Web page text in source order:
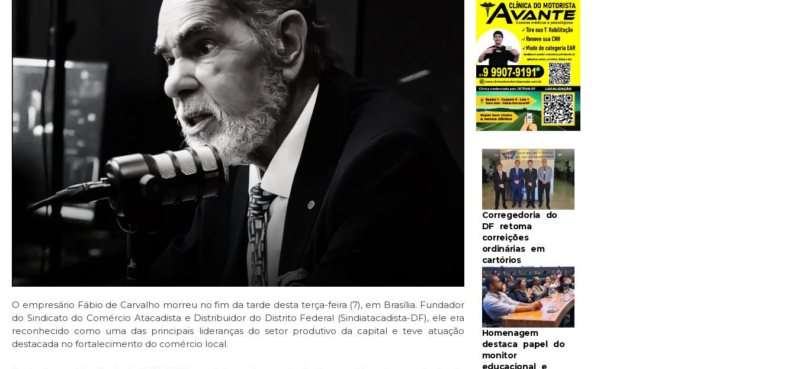
O empresário Fábio de Carvalho morreu no fim da tarde desta terça-feira (7), em Brasília. Fundador
do Sindicato do Comércio Atacadista e Distribuidor do Distrito Federal (Sindiatacadista-DF), ele era
reconhecido como uma das principais lideranças do setor produtivo da capital e teve atuação
destacada no fortalecimento do comércio local.
Corregedoria do
DF retoma
correições
ordinárias em
cartórios
Homenagem
destaca papel do
monitor
educacional e